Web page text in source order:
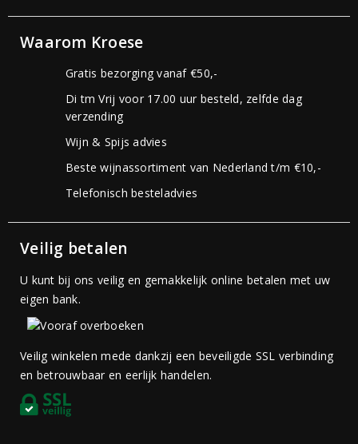
Waarom Kroese
Gratis bezorging vanaf €50,-
Di tm Vrij voor 17.00 uur besteld, zelfde dag
verzending
Wijn & Spijs advies
Beste wijnassortiment van Nederland t/m €10,-
Telefonisch besteladvies
Veilig betalen
U kunt bij ons veilig en gemakkelijk online betalen met uw
eigen bank.
Veilig winkelen mede dankzij een beveiligde SSL verbinding
en betrouwbaar en eerlijk handelen.